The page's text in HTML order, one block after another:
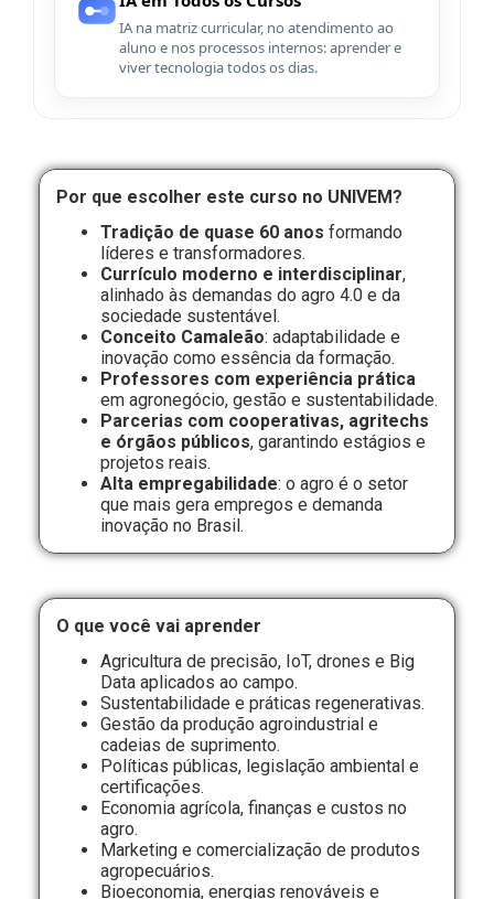
IA na matriz curricular, no atendimento ao
aluno e nos processos internos: aprender e
viver tecnologia todos os dias.
Por que escolher este curso no UNIVEM?
Tradição de quase 60 anos formando
líderes e transformadores.
Currículo moderno e interdisciplinar,
alinhado às demandas do agro 4.0 e da
sociedade sustentável.
Conceito Camaleão: adaptabilidade e
inovação como essência da formação.
Professores com experiência prática
em agronegócio, gestão e sustentabilidade.
Parcerias com cooperativas, agritechs
e órgãos públicos, garantindo estágios e
projetos reais.
Alta empregabilidade: o agro é o setor
que mais gera empregos e demanda
inovação no Brasil.
O que você vai aprender
Agricultura de precisão, IoT, drones e Big
Data aplicados ao campo.
Sustentabilidade e práticas regenerativas.
Gestão da produção agroindustrial e
cadeias de suprimento.
Políticas públicas, legislação ambiental e
certificações.
Economia agrícola, finanças e custos no
agro.
Marketing e comercialização de produtos
agropecuários.
Bioeconomia, energias renováveis e